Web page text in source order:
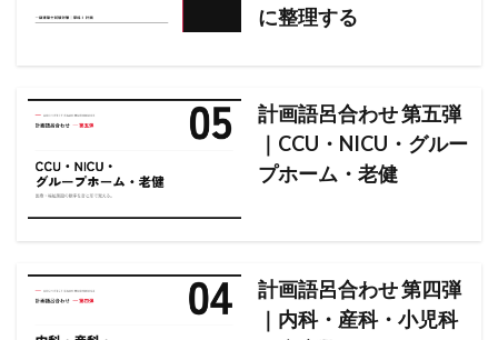
に整理する
計画語呂合わせ 第五弾
｜CCU・NICU・グルー
プホーム・老健
計画語呂合わせ 第四弾
｜内科・産科・小児科